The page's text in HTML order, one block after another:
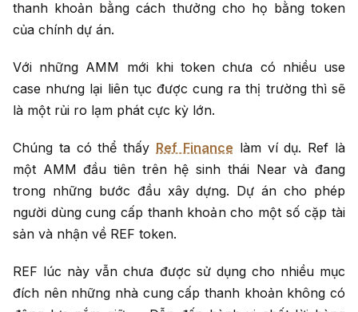
thanh khoản bằng cách thưởng cho họ bằng token
của chính dự án.
Với những AMM mới khi token chưa có nhiều use
case nhưng lại liên tục được cung ra thị trường thì sẽ
là một rủi ro lạm phát cực kỳ lớn.
Chúng ta có thể thấy Ref Finance làm ví dụ. Ref là
một AMM đầu tiên trên hệ sinh thái Near và đang
trong những bước đầu xây dựng. Dự án cho phép
người dùng cung cấp thanh khoản cho một số cặp tài
sản và nhận về REF token.
REF lúc này vẫn chưa được sử dụng cho nhiều mục
đích nên những nhà cung cấp thanh khoản không có